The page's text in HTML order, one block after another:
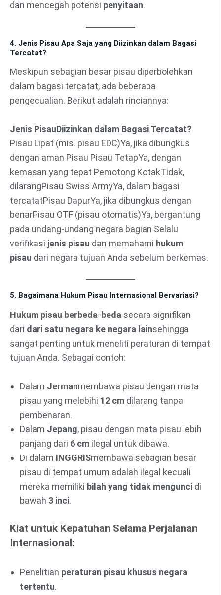
dan mencegah potensi penyitaan.
4. Jenis Pisau Apa Saja yang Diizinkan dalam Bagasi
Tercatat?
Meskipun sebagian besar pisau diperbolehkan
dalam bagasi tercatat, ada beberapa
pengecualian. Berikut adalah rinciannya:
Jenis PisauDiizinkan dalam Bagasi Tercatat?
Pisau Lipat (mis. pisau EDC)Ya, jika dibungkus
dengan aman Pisau Pisau TetapYa, dengan
kemasan yang tepat Pemotong KotakTidak,
dilarangPisau Swiss ArmyYa, dalam bagasi
tercatatPisau DapurYa, jika dibungkus dengan
benarPisau OTF (pisau otomatis)Ya, bergantung
pada undang-undang negara bagian Selalu
verifikasi jenis pisau dan memahami hukum
pisau dari negara tujuan Anda sebelum berkemas.
5. Bagaimana Hukum Pisau Internasional Bervariasi?
Hukum pisau berbeda-beda secara signifikan
dari dari satu negara ke negara lainsehingga
sangat penting untuk meneliti peraturan di tempat
tujuan Anda. Sebagai contoh:
Dalam Jermanmembawa pisau dengan mata
pisau yang melebihi 12 cm dilarang tanpa
pembenaran.
Dalam Jepang, pisau dengan mata pisau lebih
panjang dari 6 cm ilegal untuk dibawa.
Di dalam INGGRISmembawa sebagian besar
pisau di tempat umum adalah ilegal kecuali
mereka memiliki bilah yang tidak mengunci di
bawah 3 inci.
Kiat untuk Kepatuhan Selama Perjalanan
Internasional:
Penelitian peraturan pisau khusus negara
tertentu.